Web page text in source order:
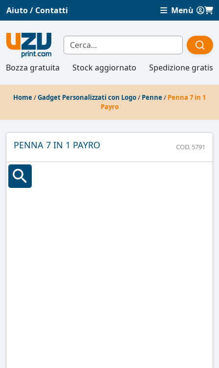
Aiuto / Contatti Menù
Bozza gratuita Stock aggiornato Spedizione gratis
Home /Gadget Personalizzati con Logo/ Penne / Penna 7 in 1
Payro
PENNA 7 IN 1 PAYRO COD. 5791